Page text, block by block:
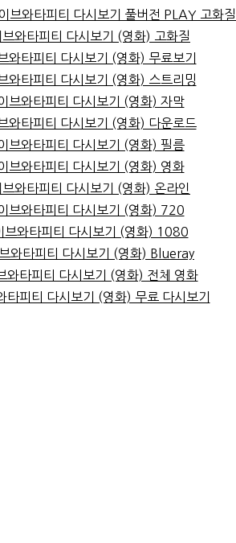
브와타피티 다시보기 풀버전 PLAY 고화
와타피티 다시보기 (영화) 고화질
와타피티 다시보기 (영화) 무료보기
와타피티 다시보기 (영화) 스트리밍
브와타피티 다시보기 (영화) 자막
와타피티 다시보기 (영화) 다운로드
브와타피티 다시보기 (영화) 필름
브와타피티 다시보기 (영화) 영화
와타피티 다시보기 (영화) 온라인
브와타피티 다시보기 (영화) 720
브와타피티 다시보기 (영화) 1080
와타피티 다시보기 (영화) Blueray
와타피티 다시보기 (영화) 전체 영화
타피티 다시보기 (영화) 무료 다시보기